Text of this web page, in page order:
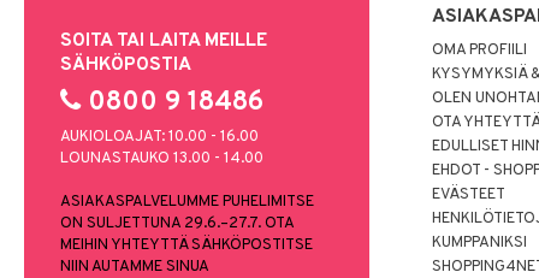
SOITA TAI LAITA MEILLE
SÄHKÖPOSTIA
0800 9 18486
AUKIOLOAJAT: 10.00 - 16.00
LOUNASTAUKO 13.00 - 14.00
ASIAKASPALVELUMME PUHELIMITSE
ON SULJETTUNA 29.6.–27.7. OTA
MEIHIN YHTEYTTÄ SÄHKÖPOSTITSE
NIIN AUTAMME SINUA
OMA PROFIILI
KYSYMYKSIÄ
OLEN
OTA
EDULLISET
EHDOT -
EVÄSTEET
KUMPPANIKSI